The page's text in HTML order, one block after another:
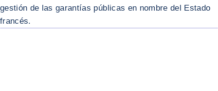
gestión de las garantías públicas en nombre del Estado
francés.